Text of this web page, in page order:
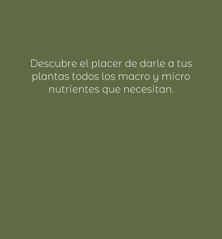
Descubre el placer de darle a tus
plantas todos los macro y micro
nutrientes que necesitan.